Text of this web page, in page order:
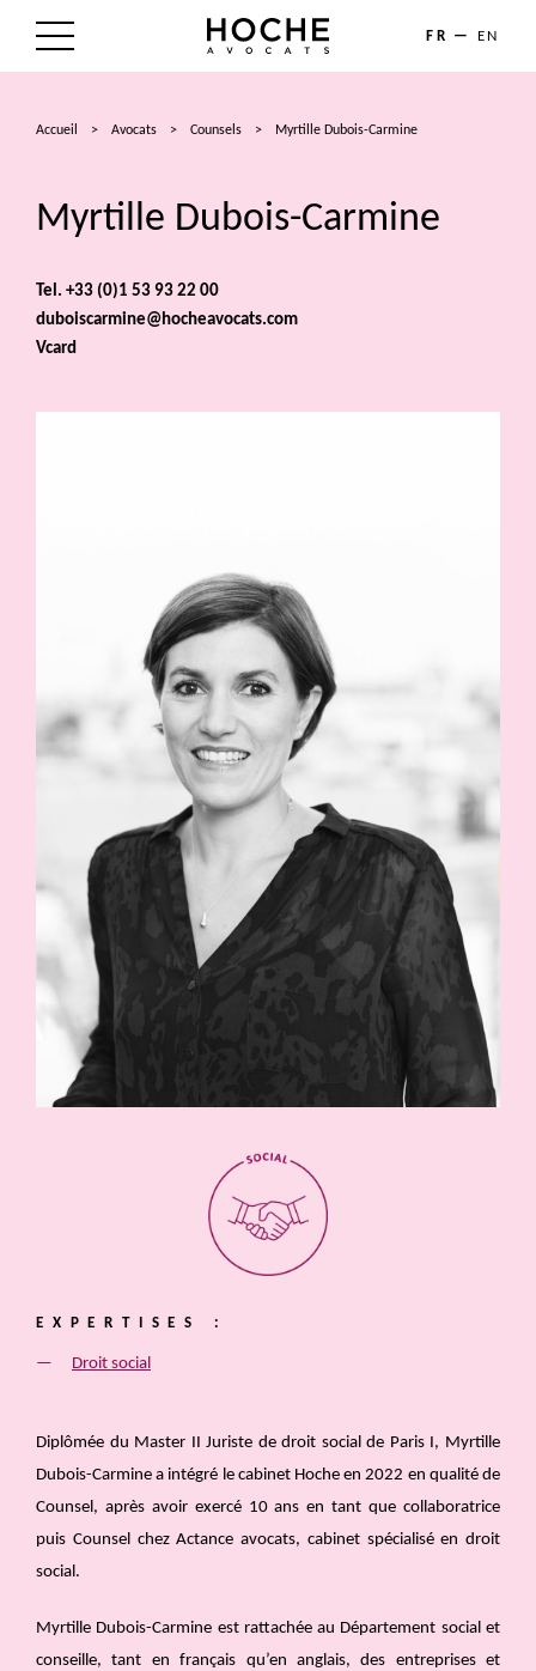
FR EN
LES AVOCATS
TALENTS
Accueil > Avocats > Counsels > Myrtille Dubois-Carmine
Diplômée du Master II Juriste de droit social de Paris I, Myrtille
Dubois-Carmine a intégré le cabinet Hoche en 2022 en qualité de
Counsel, après avoir exercé 10 ans en tant que collaboratrice
puis Counsel chez Actance avocats, cabinet spécialisé en droit
social.
Myrtille Dubois-Carmine est rattachée au Département social et
conseille, tant en français qu’en anglais, des entreprises et
Myrtille Dubois-Carmine
Tel. +33 (0)1 53 93 22 00
duboiscarmine@hocheavocats.com
Vcard
EXPERTISES :
Droit social